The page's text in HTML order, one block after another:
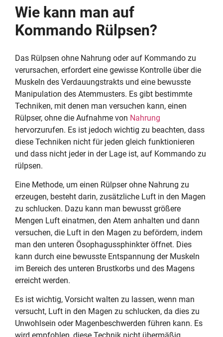
Wie kann man auf
Kommando Rülpsen?
Das Rülpsen ohne Nahrung oder auf Kommando zu
verursachen, erfordert eine gewisse Kontrolle über die
Muskeln des Verdauungstrakts und eine bewusste
Manipulation des Atemmusters. Es gibt bestimmte
Techniken, mit denen man versuchen kann, einen
Rülpser, ohne die Aufnahme von Nahrung
hervorzurufen. Es ist jedoch wichtig zu beachten, dass
diese Techniken nicht für jeden gleich funktionieren
und dass nicht jeder in der Lage ist, auf Kommando zu
rülpsen.
Eine Methode, um einen Rülpser ohne Nahrung zu
erzeugen, besteht darin, zusätzliche Luft in den Magen
zu schlucken. Dazu kann man bewusst größere
Mengen Luft einatmen, den Atem anhalten und dann
versuchen, die Luft in den Magen zu befördern, indem
man den unteren Ösophagussphinkter öffnet. Dies
kann durch eine bewusste Entspannung der Muskeln
im Bereich des unteren Brustkorbs und des Magens
erreicht werden.
Es ist wichtig, Vorsicht walten zu lassen, wenn man
versucht, Luft in den Magen zu schlucken, da dies zu
Unwohlsein oder Magenbeschwerden führen kann. Es